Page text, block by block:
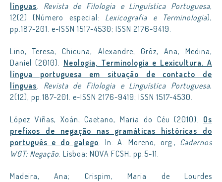
línguas. Revista de Filologia e Linguística Portuguesa,
12(2) (Número especial: Lexicografia e Terminologia),
pp.187-201. e-ISSN 1517-4530; ISSN 2176-9419.
Lino, Teresa; Chicuna, Alexandre; Grôz, Ana; Medina,
Daniel (2010). Neologia, Terminologia e Lexicultura. A
língua portuguesa em situação de contacto de
línguas. Revista de Filologia e Linguística Portuguesa,
2(12), pp.187-201. e-ISSN 2176-9419; ISSN 1517-4530.
López Viñas, Xoán; Caetano, Maria do Céu (2010). Os
prefixos de negação nas gramáticas históricas do
português e do galego. In: A. Moreno, org., Cadernos
WGT: Negação. Lisboa: NOVA FCSH, pp.5-11.
Madeira, Ana; Crispim, Maria de Lourdes